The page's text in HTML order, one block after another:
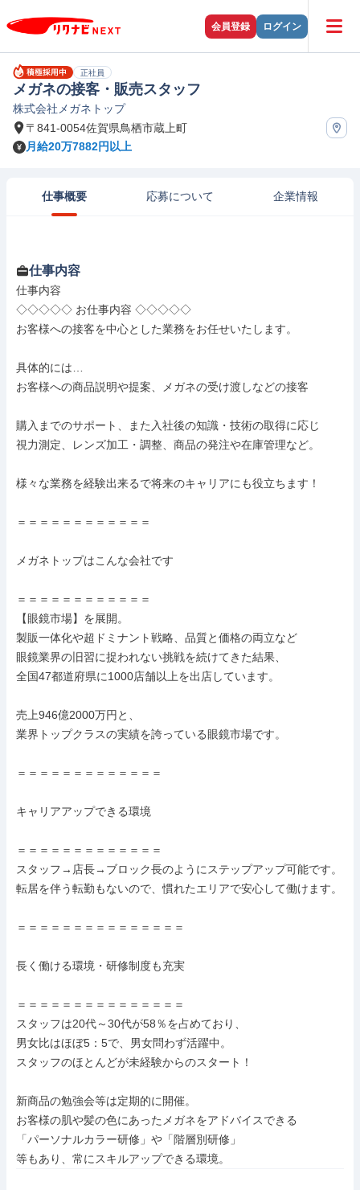
会員登録 ログイン
正社員
メガネの接客・販売スタッフ
株式会社メガネトップ
〒841-0054佐賀県鳥栖市蔵上町
月給20万7882円以上
仕事概要 応募について 企業情報
仕事内容
仕事内容
◇◇◇◇◇ お仕事内容 ◇◇◇◇◇
お客様への接客を中心とした業務をお任せいたします。
具体的には…
お客様への商品説明や提案、メガネの受け渡しなどの接客
購入までのサポート、また入社後の知識・技術の取得に応じ
視力測定、レンズ加工・調整、商品の発注や在庫管理など。
様々な業務を経験出来るで将来のキャリアにも役立ちます！
＝＝＝＝＝＝＝＝＝＝＝＝
メガネトップはこんな会社です
＝＝＝＝＝＝＝＝＝＝＝＝
【眼鏡市場】を展開。
製販一体化や超ドミナント戦略、品質と価格の両立など
眼鏡業界の旧習に捉われない挑戦を続けてきた結果、
全国47都道府県に1000店舗以上を出店しています。
売上946億2000万円と、
業界トップクラスの実績を誇っている眼鏡市場です。
＝＝＝＝＝＝＝＝＝＝＝＝＝
キャリアアップできる環境
＝＝＝＝＝＝＝＝＝＝＝＝＝
スタッフ→店長→ブロック長のようにステップアップ可能です。
転居を伴う転勤もないので、慣れたエリアで安心して働けます。
＝＝＝＝＝＝＝＝＝＝＝＝＝＝＝
長く働ける環境・研修制度も充実
＝＝＝＝＝＝＝＝＝＝＝＝＝＝＝
スタッフは20代～30代が58％を占めており、
男女比はほぼ5：5で、男女問わず活躍中。
スタッフのほとんどが未経験からのスタート！
新商品の勉強会等は定期的に開催。
お客様の肌や髪の色にあったメガネをアドバイスできる
「パーソナルカラー研修」や「階層別研修」
等もあり、常にスキルアップできる環境。